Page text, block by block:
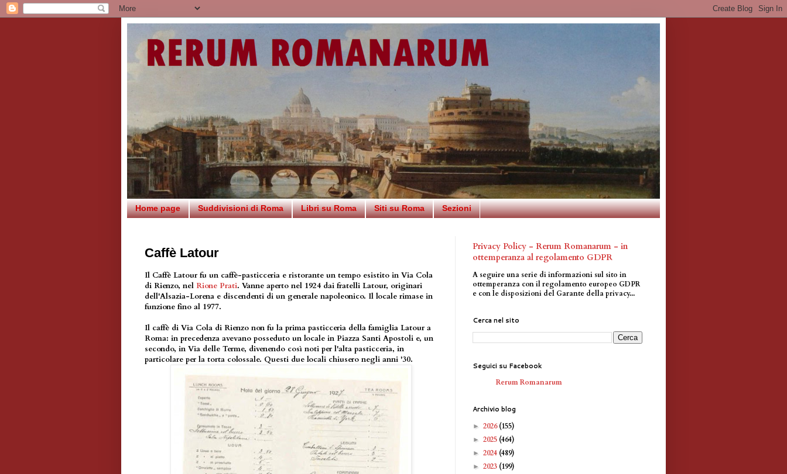
Home page Suddivisioni di Roma Libri su Roma Siti su Roma Sezioni
Caffè Latour
Il Caffè Latour fu un caffè-pasticceria e ristorante un tempo esistito in Via Cola
di Rienzo, nel Rione Prati. Vanne aperto nel 1924 dai fratelli Latour, originari
dell'Alsazia-Lorena e discendenti di un generale napoleonico. Il locale rimase in
funzione fino al 1977.
Il caffè di Via Cola di Rienzo non fu la prima pasticceria della famiglia Latour a
Roma: in precedenza avevano posseduto un locale in Piazza Santi Apostoli e, un
secondo, in Via delle Terme, divenendo così noti per l'alta pasticceria, in
particolare per la torta colossale. Questi due locali chiusero negli anni '30.
Privacy Policy - Rerum Romanarum - in
ottemperanza al regolamento GDPR
A seguire una serie di informazioni sul sito in
ottemperanza con il regolamento europeo GDPR
e con le disposizioni del Garante della privacy...
Cerca nel sito
Seguici su Facebook
Rerum Romanarum
Archivio blog
► 2026(155)
► 2025 (464)
► 2024 (489)
► 2023 (199)